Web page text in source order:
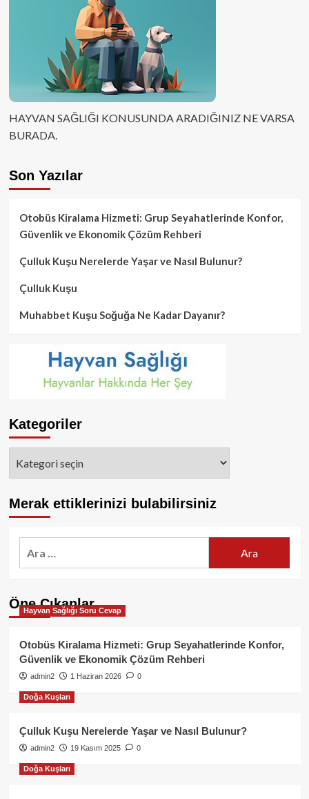
HAYVAN SAĞLIĞI KONUSUNDA ARADIĞINIZ NE VARSA
BURADA.
Son Yazılar
Otobüs Kiralama Hizmeti: Grup Seyahatlerinde Konfor,
Güvenlik ve Ekonomik Çözüm Rehberi
Çulluk Kuşu Nerelerde Yaşar ve Nasıl Bulunur?
Çulluk Kuşu
Muhabbet Kuşu Soğuğa Ne Kadar Dayanır?
Kategoriler
Merak ettiklerinizi bulabilirsiniz
Öne Çıkanlar
Hayvan Sağlığı Soru Cevap
Otobüs Kiralama Hizmeti: Grup Seyahatlerinde Konfor,
Güvenlik ve Ekonomik Çözüm Rehberi
admin2 1 Haziran 2026 0
Doğa Kuşları
Çulluk Kuşu Nerelerde Yaşar ve Nasıl Bulunur?
admin2 19 Kasım 2025 0
Doğa Kuşları